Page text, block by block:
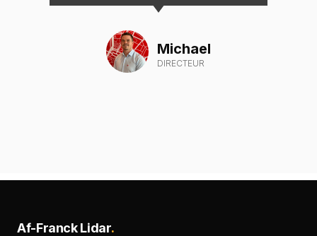
Michael
DIRECTEUR
Af-Franck Lidar.